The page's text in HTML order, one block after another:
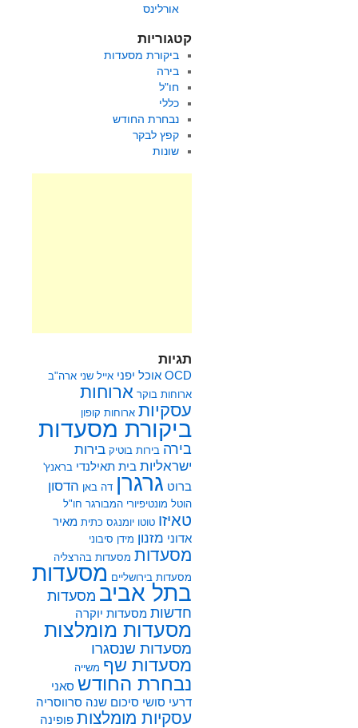
אורלינס
קטגוריות
ביקורת מסעדות
בירה
חו"ל
כללי
נבחרת החודש
קפץ לבקר
שונות
תגיות
OCD אוכל יפני אייל שני ארה"ב
ארוחות בוקר ארוחות
עסקיות ארוחות קופון
ביקורת מסעדות
בירה בירות בוטיק בירות
ישראליות בית תאילנדי בראנץ'
ברוט גרגרן דה באן הדסון
הוטל מונטיפיורי המבורגר חו"ל
טאיזו טוטו יומנגס כתית מאיר
אדוני מזנון מידן סיבוני
מסעדות מסעדות בהרצליה
מסעדות בירושליים מסעדות
בתל אביב מסעדות
חדשות מסעדות יוקרה
מסעדות מומלצות
מסעדות שנסגרו
מסעדות שף משייה
נבחרת החודש סאני
דרעי סושי סיכום שנה סרווסריה
עסקיות מומלצות פופינה